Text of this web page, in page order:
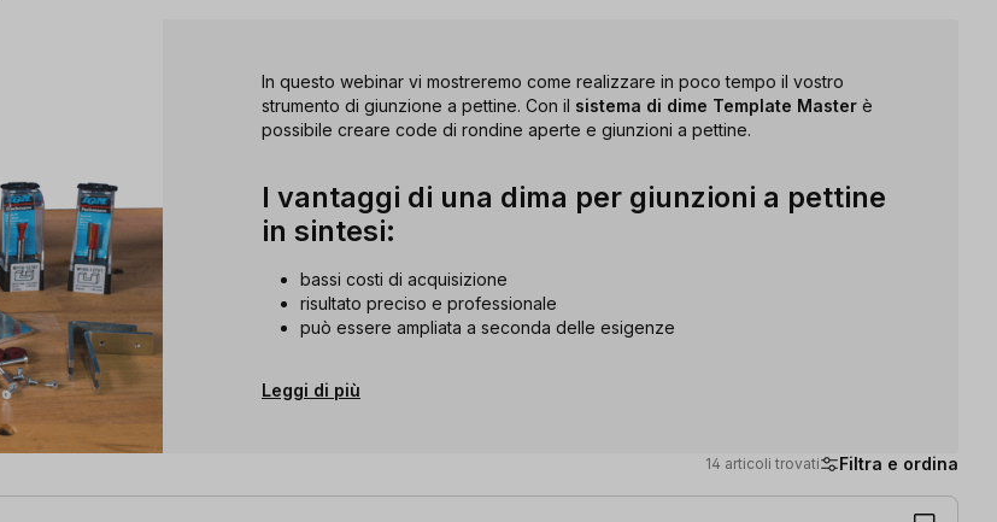
In questo webinar vi mostreremo come realizzare in poco tempo il vostro
strumento di giunzione a pettine. Con il sistema di dime Template Master è
possibile creare code di rondine aperte e giunzioni a pettine.
I vantaggi di una dima per giunzioni a pettine
in sintesi:
bassi costi di acquisizione
risultato preciso e professionale
può essere ampliata a seconda delle esigenze
Leggi di più
14 articoli trovati Filtra e ordina